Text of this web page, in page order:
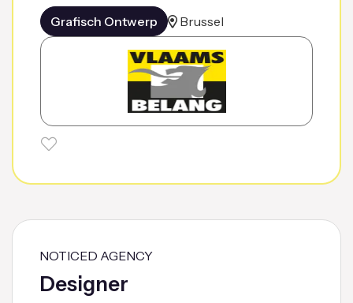
Grafisch Ontwerp Brussel
NOTICED AGENCY
Designer